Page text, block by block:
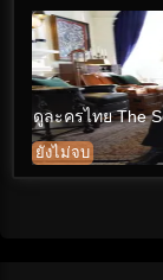
ดูละครไทย The
ยังไม่จบ